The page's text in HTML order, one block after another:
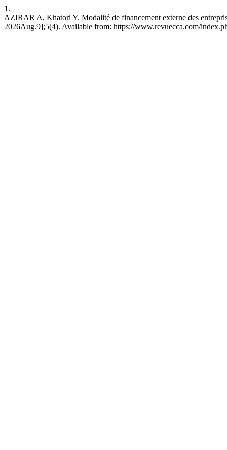
1.
AZIRAR A, Khatori Y. Modalité de financement externe des
2026Aug.9];5(4). Available from: https://www.revuecca.com/